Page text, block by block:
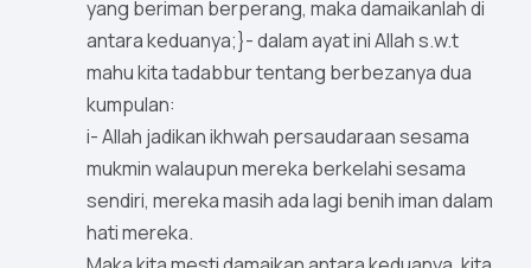
yang beriman berperang, maka damaikanlah di
antara keduanya;}- dalam ayat ini Allah s.w.t
mahu kita tadabbur tentang berbezanya dua
kumpulan:
i- Allah jadikan ikhwah persaudaraan sesama
mukmin walaupun mereka berkelahi sesama
sendiri, mereka masih ada lagi benih iman dalam
hati mereka.